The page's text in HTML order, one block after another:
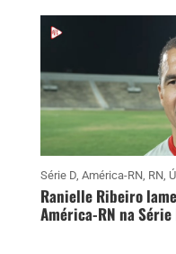
Série D, América-RN, RN,
Ranielle Ribeiro
América-RN na